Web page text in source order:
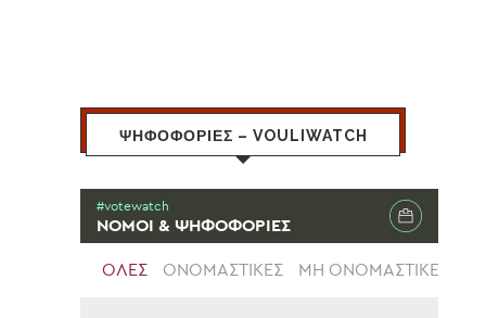
ΨΗΦΟΦΟΡΙΕΣ – VOULIWATCH